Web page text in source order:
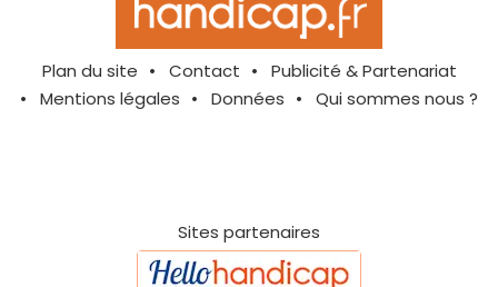
Plan du site Contact
Publicité & Partenariat
Mentions légales
Données Qui sommes nous ?
Sites partenaires